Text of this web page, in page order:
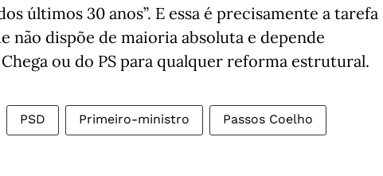
últimos 30 anos”. E essa é precisamente a tarefa
não dispõe de maioria absoluta e depende
ou do PS para qualquer reforma estrutural.
PSD Primeiro-ministro Passos Coelho